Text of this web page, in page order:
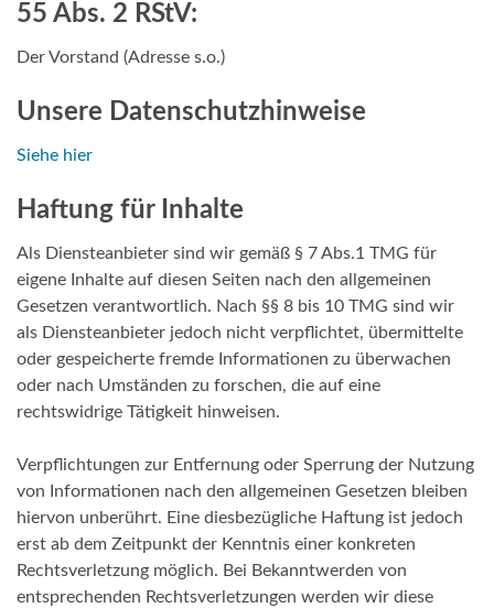
55 Abs. 2 RStV:
Der Vorstand (Adresse s.o.)
Unsere Datenschutzhinweise
Siehe hier
Haftung für Inhalte
Als Diensteanbieter sind wir gemäß § 7 Abs.1 TMG für
eigene Inhalte auf diesen Seiten nach den allgemeinen
Gesetzen verantwortlich. Nach §§ 8 bis 10 TMG sind wir
als Diensteanbieter jedoch nicht verpflichtet, übermittelte
oder gespeicherte fremde Informationen zu überwachen
oder nach Umständen zu forschen, die auf eine
rechtswidrige Tätigkeit hinweisen.
Verpflichtungen zur Entfernung oder Sperrung der Nutzung
von Informationen nach den allgemeinen Gesetzen bleiben
hiervon unberührt. Eine diesbezügliche Haftung ist jedoch
erst ab dem Zeitpunkt der Kenntnis einer konkreten
Rechtsverletzung möglich. Bei Bekanntwerden von
entsprechenden Rechtsverletzungen werden wir diese